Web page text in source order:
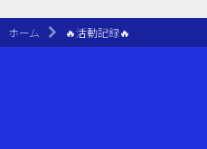
ホーム 🔥活動記録🔥